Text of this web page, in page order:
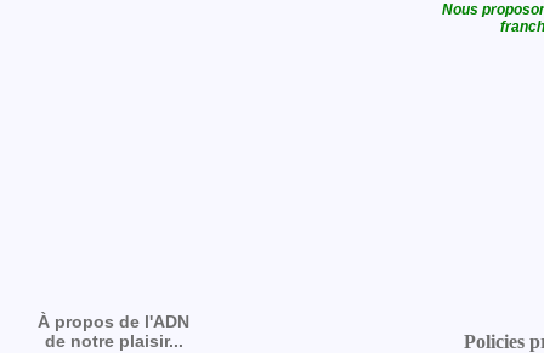
Nous
À propos de l'ADN
de notre plaisir...
Policies